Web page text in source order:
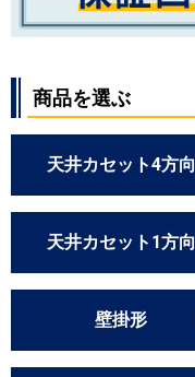
商品を選ぶ
天井カセット4方向
天井カセット1方向
壁掛形